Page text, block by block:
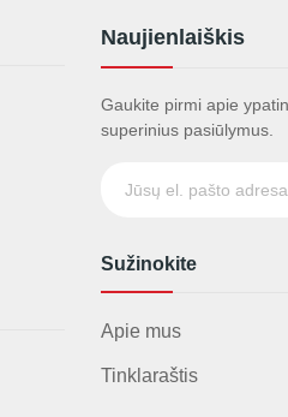
Naujienlaiškis
Gaukite pirmi apie
superinius pasiūlymus.
Sužinokite
Apie mus
Tinklaraštis